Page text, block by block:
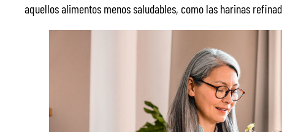
aquellos alimentos menos saludables, como las harinas